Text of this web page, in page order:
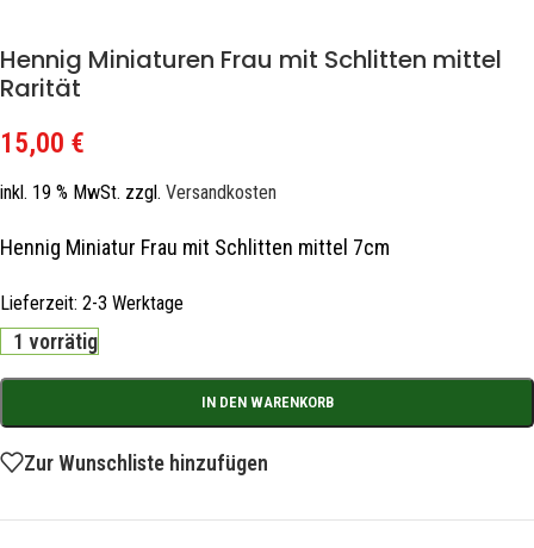
Hennig Miniaturen Frau mit Schlitten mittel
Rarität
15,00 €
inkl. 19 % MwSt. zzgl. Versandkosten
Hennig Miniatur Frau mit Schlitten mittel 7cm
Lieferzeit: 2-3 Werktage
1 vorrätig
IN DEN WARENKORB
Zur Wunschliste hinzufügen